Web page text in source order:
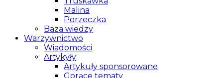
Malina
Porzeczka
Baza wiedzy
Warzywnictwo
Wiadomości
Artykyły
Artykuły sponsorowane
Gorące tematy